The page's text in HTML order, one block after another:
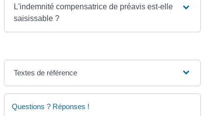
L'indemnité compensatrice de préavis est-elle
saisissable ?
Textes de référence
Questions ? Réponses !